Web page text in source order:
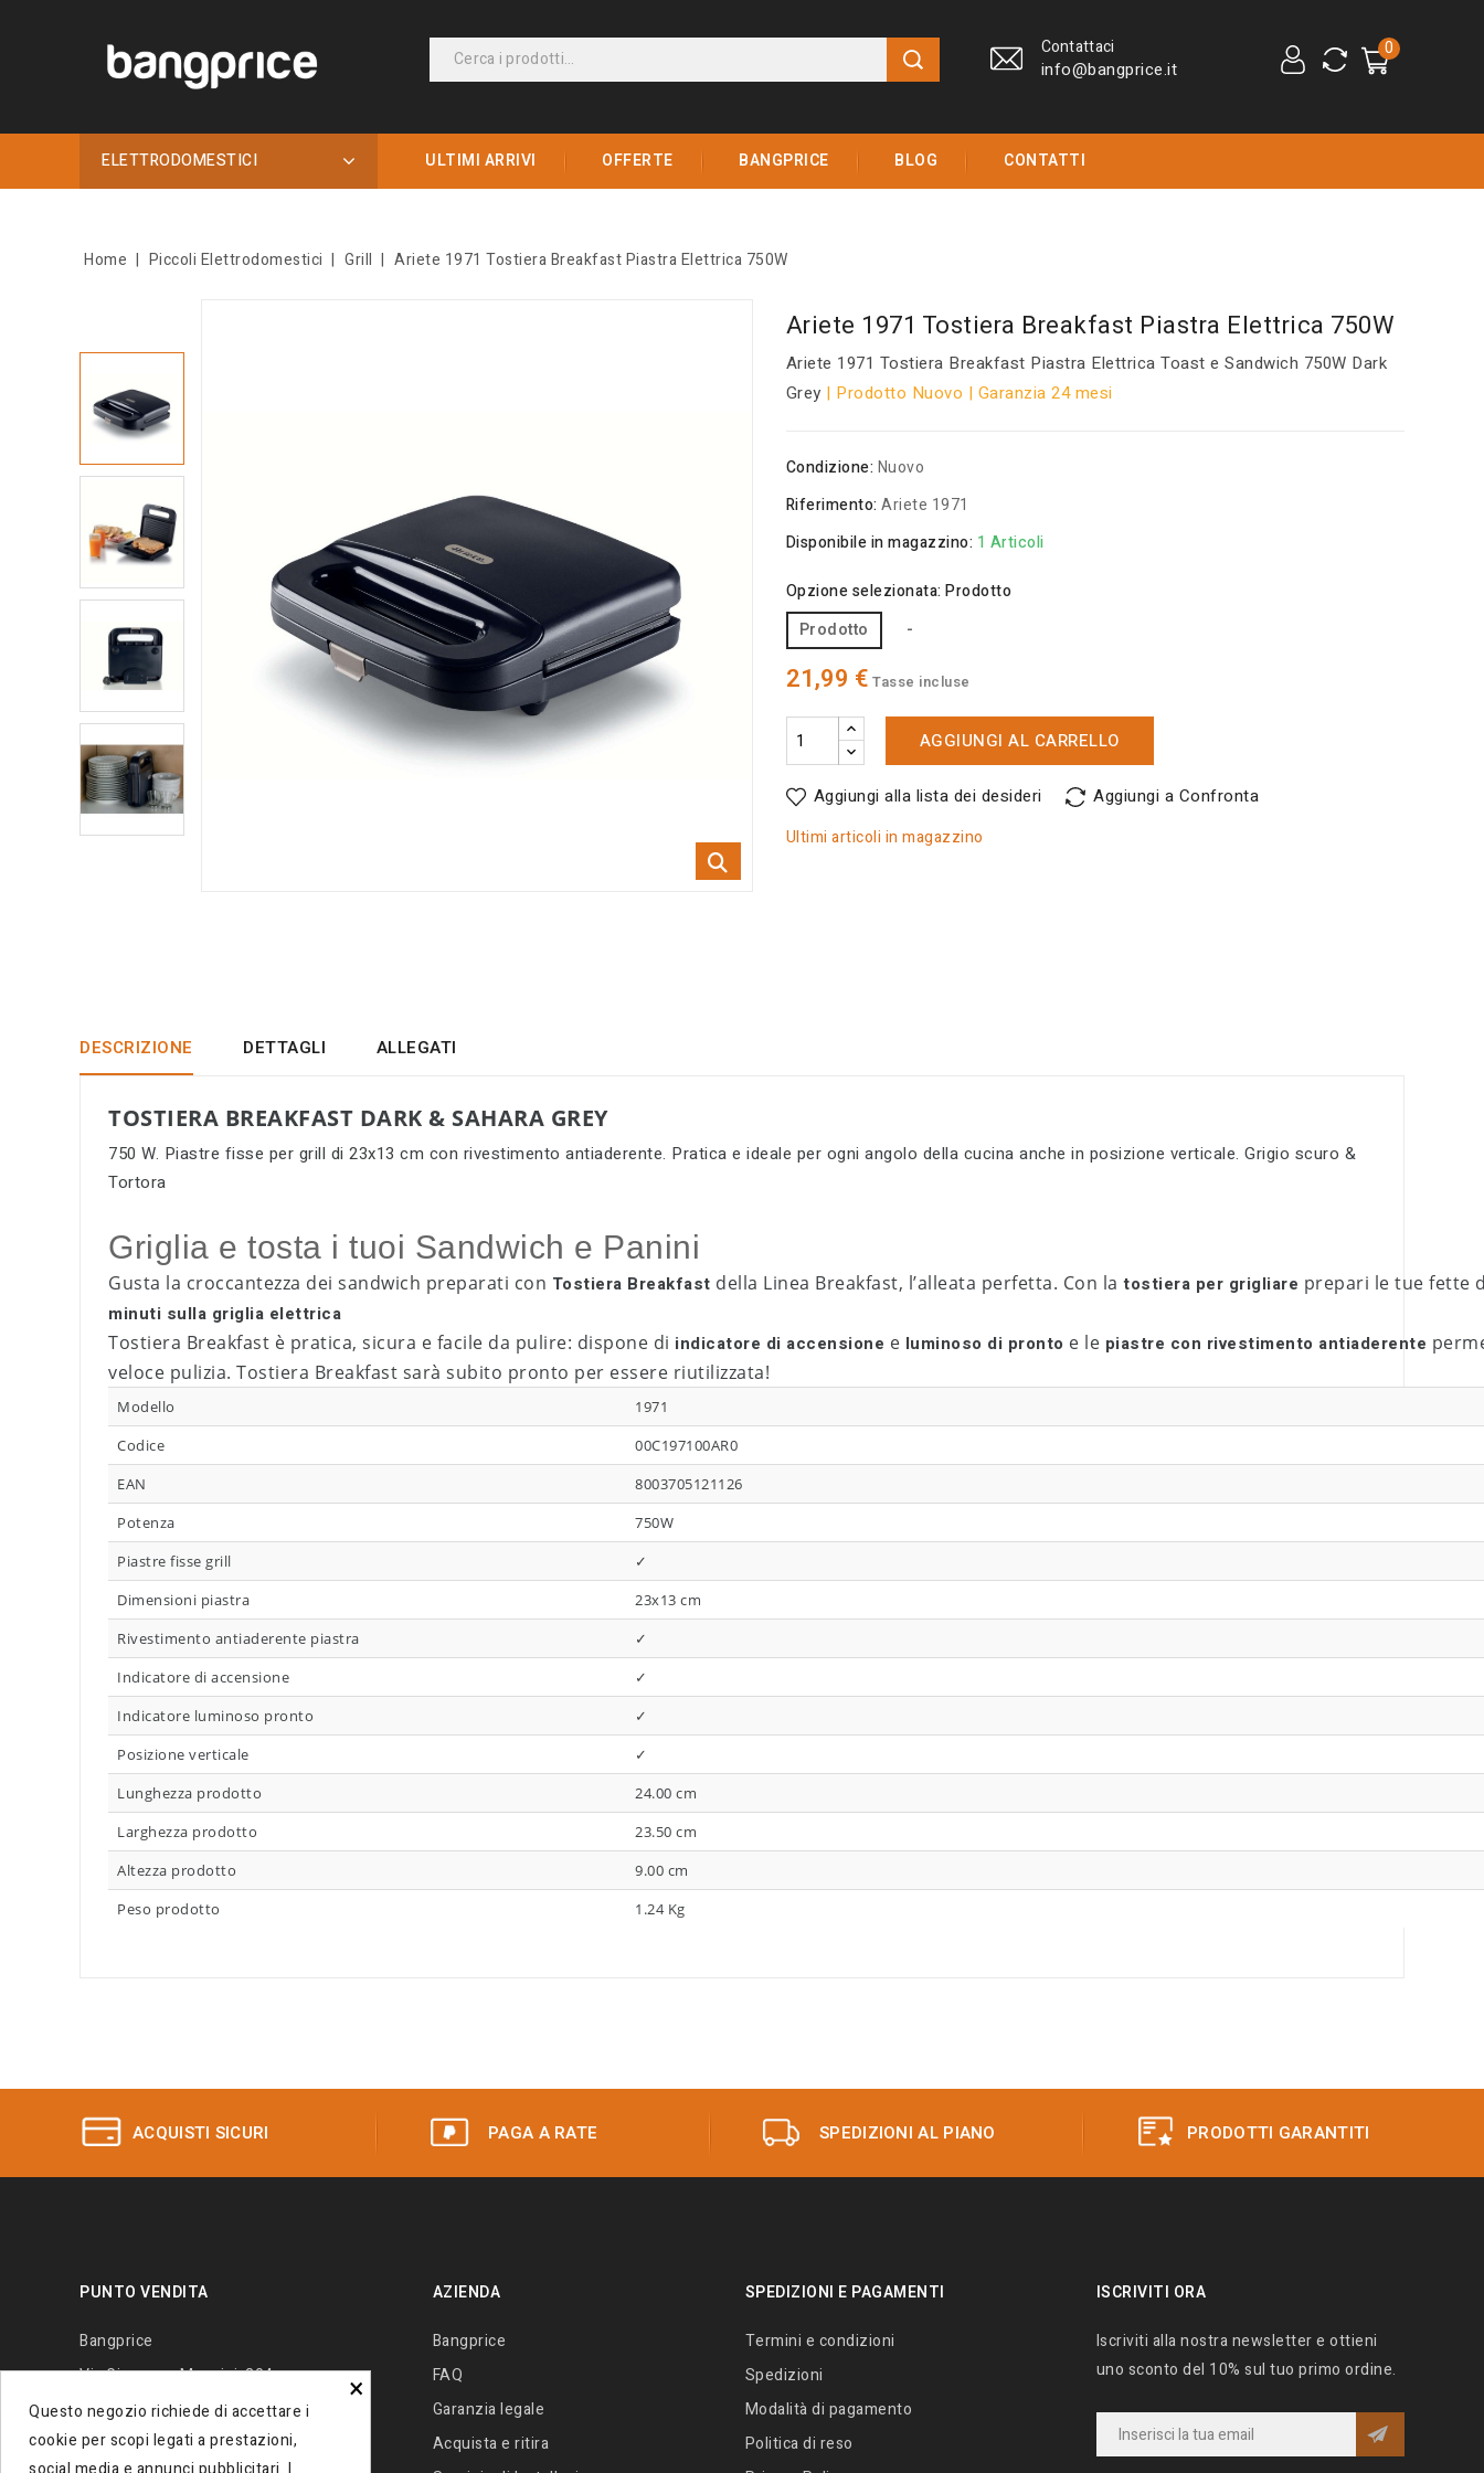
0
Contattaci
info@bangprice.it
ELETTRODOMESTICI ULTIMI ARRIVI OFFERTE BANGPRICE BLOG CONTATTI
Home Piccoli Elettrodomestici Grill Ariete 1971 Tostiera Breakfast Piastra Elettrica 750W
Ariete 1971 Tostiera Breakfast Piastra Elettrica 750W
Ariete 1971 Tostiera Breakfast Piastra Elettrica Toast e Sandwich 750W Dark
Grey | Prodotto Nuovo | Garanzia 24 mesi
Condizione: Nuovo
Riferimento: Ariete 1971
Disponibile in magazzino: 1 Articoli
Opzione selezionata: Prodotto
Prodotto
-
21,99 € Tasse incluse
AGGIUNGI AL CARRELLO
Aggiungi alla lista dei desideri Aggiungi a Confronta
Ultimi articoli in magazzino
DESCRIZIONE DETTAGLI ALLEGATI
TOSTIERA BREAKFAST DARK & SAHARA GREY
750 W. Piastre fisse per grill di 23x13 cm con rivestimento antiaderente. Pratica e ideale per ogni angolo della cucina anche in posizione verticale. Grigio scuro &
Tortora
Griglia e tosta i tuoi Sandwich e Panini
Gusta la croccantezza dei sandwich preparati con Tostiera Breakfast della Linea Breakfast, l’alleata perfetta. Con la tostiera per grigliare prepari le tue fette
minuti sulla griglia elettrica
Tostiera Breakfast è pratica, sicura e facile da pulire: dispone di indicatore di accensione e luminoso di pronto e le piastre con rivestimento antiaderente
veloce pulizia. Tostiera Breakfast sarà subito pronto per essere riutilizzata!
Modello
1971
Codice
00C197100AR0
EAN
8003705121126
Potenza
750W
Piastre fisse grill
✓
Dimensioni piastra
23x13 cm
Rivestimento antiaderente piastra
✓
Indicatore di accensione
✓
Indicatore luminoso pronto
✓
Posizione verticale
✓
Lunghezza prodotto
24.00 cm
Larghezza prodotto
23.50 cm
Altezza prodotto
9.00 cm
Peso prodotto
1.24 Kg
ACQUISTI SICURI PAGA A RATE SPEDIZIONI AL PIANO PRODOTTI GARANTITI
PUNTO VENDITA
Bangprice
Via Giuseppe Mazzini, 204
80027 - Frattamaggiore (Na) Italia
Contattaci+390812138034
AZIENDA
Bangprice
FAQ
Garanzia legale
Acquista e ritira
SPEDIZIONI E PAGAMENTI
Termini e condizioni
Spedizioni
Modalità di pagamento
Politica di reso
ISCRIVITI ORA
Iscriviti alla nostra newsletter e ottieni
uno sconto del 10% sul tuo primo ordine.
×
Questo negozio richiede di accettare i
cookie per scopi legati a prestazioni,